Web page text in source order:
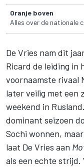
Oranje boven
Alles over de nationale
De Vries nam dit
Ricard de leiding in
voornaamste rivaal
later veilig met een
weekend in
dominant seizoen
Sochi wonnen,
laat De Vries aan
als een echte strijd.